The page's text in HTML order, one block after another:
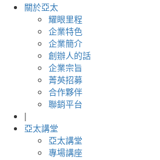
關於亞太
耀眼里程
企業特色
企業簡介
創辦人的話
企業宗旨
菁英招募
合作夥伴
聯銷平台
|
亞太講堂
亞太講堂
專場講座